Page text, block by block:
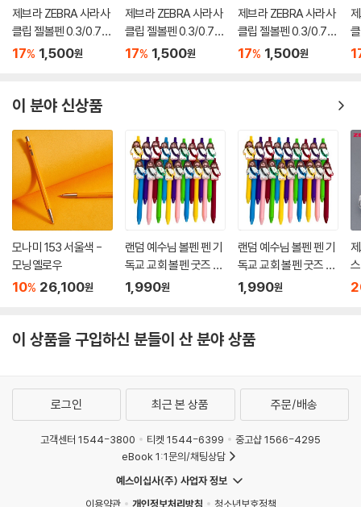
제브라 ZEBRA 사라사
클립 젤볼펜 0.3/0.7m
m
17% 1,500원
제브라 ZEBRA 사라사
클립 젤볼펜 0.3/0.7m
m
17% 1,500원
제브라 ZEBRA 사라사
클립 젤볼펜 0.3/0.7m
m
17% 1,500원
m
이 분야 신상품
모나미 153 서울색 -
모닝옐로우
10% 26,100원
랜덤 예수님 볼펜 펜 기
독교 교회 볼펜 굿즈 셩
경 구절 말씀 필기구 주
1,990원
랜덤 예수님 볼펜 펜 기
독교 교회 볼펜 굿즈 셩
경 구절 말씀 필기구 주
1,990원
이 상품을 구입하신 분들이 산 분야 상품
로그인 최근 본 상품 주문/배송
고객센터 1544-3800 티켓 1544-6399
중고샵 1566-4295
eBook 1:1문의/채팅상담
예스이십사(주) 사업자 정보
이용약관
개인정보처리방침 청소년보호정책